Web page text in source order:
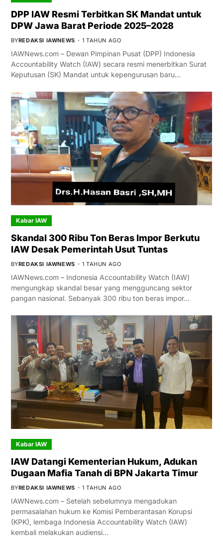
DPP IAW Resmi Terbitkan SK Mandat untuk
DPW Jawa Barat Periode 2025–2028
BYREDAKSI IAWNEWS 1 TAHUN AGO
IAWNews.com – Dewan Pimpinan Pusat (DPP) Indonesia
Accountability Watch (IAW) secara resmi menerbitkan Surat
Keputusan (SK) Mandat untuk kepengurusan baru…
Kabar IAW
Skandal 300 Ribu Ton Beras Impor Berkutu
IAW Desak Pemerintah Usut Tuntas
BYREDAKSI IAWNEWS 1 TAHUN AGO
IAWNews.com – Indonesia Accountability Watch (IAW)
mengungkap skandal besar yang mengguncang sektor
pangan nasional. Sebanyak 300 ribu ton beras impor…
Kabar IAW
IAW Datangi Kementerian Hukum, Adukan
Dugaan Mafia Tanah di BPN Jakarta Timur
BYREDAKSI IAWNEWS 1 TAHUN AGO
IAWNews.com – Setelah sebelumnya mengadukan
permasalahan hukum ke Komisi Pemberantasan Korupsi
(KPK), lembaga Indonesia Accountability Watch (IAW)
kembali melakukan audiensi…